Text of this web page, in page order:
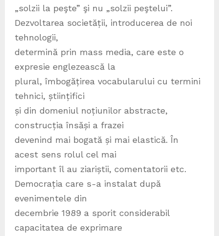
„solzii la peşte” şi nu „solzii peştelui”.
Dezvoltarea societății, introducerea de noi
tehnologii,
determină prin mass media, care este o
expresie englezească la
plural, îmbogățirea vocabularului cu termini
tehnici, științifici
și din domeniul noțiunilor abstracte,
construcția însăși a frazei
devenind mai bogată și mai elastică. În
acest sens rolul cel mai
important îl au ziariștii, comentatorii etc.
Democrația care s-a instalat după
evenimentele din
decembrie 1989 a sporit considerabil
capacitatea de exprimare